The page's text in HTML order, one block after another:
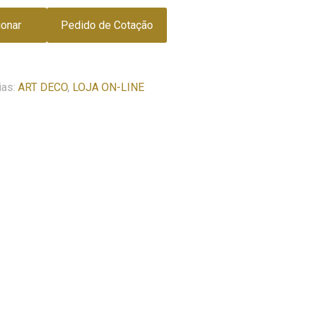
Pedido de Cotação
ART DECO, LOJA ON-LINE